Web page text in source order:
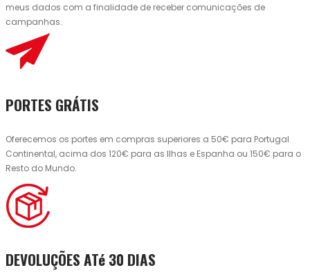
meus dados com a finalidade de receber comunicações de
campanhas.
PORTES GRÁTIS
Oferecemos os portes em compras superiores a 50€ para Portugal
Continental, acima dos 120€ para as Ilhas e Espanha ou 150€ para o
Resto do Mundo.
DEVOLUÇÕES ATé 30 DIAS